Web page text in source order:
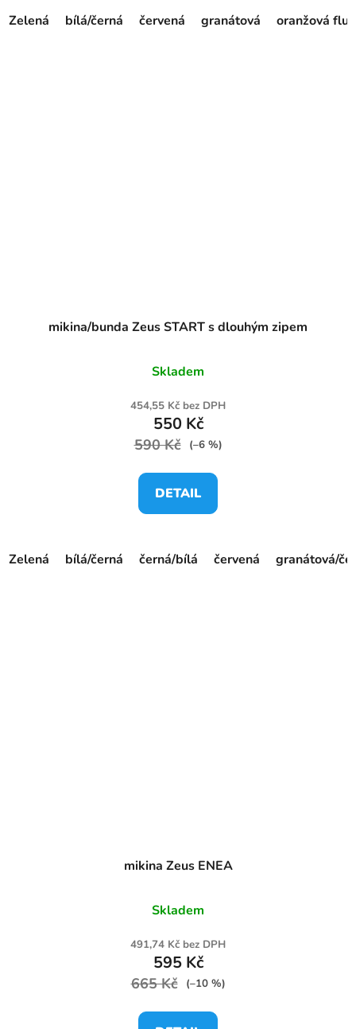
Zelená bílá/černá červená granátová oranžová fluo
mikina/bunda Zeus START s dlouhým zipem
Skladem
454,55 Kč bez DPH
550 Kč
590 Kč (–6 %)
DETAIL
Zelená bílá/černá černá/bílá červená granátová/
mikina Zeus ENEA
Skladem
491,74 Kč bez DPH
595 Kč
665 Kč (–10 %)